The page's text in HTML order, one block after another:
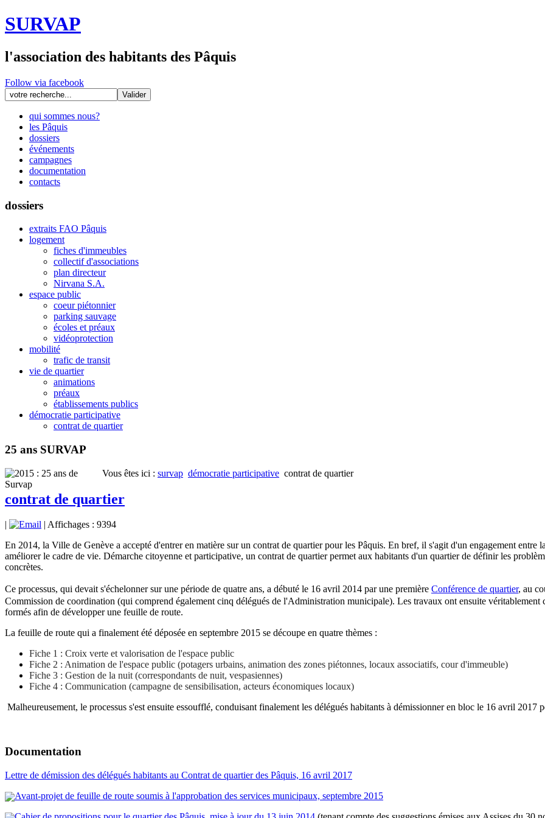
SURVAP
l'association des habitants des Pâquis
Follow via facebook
qui sommes nous?
les Pâquis
dossiers
événements
campagnes
documentation
contacts
dossiers
extraits FAO Pâquis
logement
fiches d'immeubles
collectif d'associations
plan directeur
Nirvana S.A.
espace public
coeur piétonnier
parking sauvage
écoles et préaux
vidéoprotection
mobilité
trafic de transit
vie de quartier
animations
préaux
établissements publics
démocratie participative
contrat de quartier
25 ans SURVAP
Vous êtes ici : survap démocratie participative contrat de quartier
contrat de quartier
| Affichages : 9394
En 2014, la Ville de Genève a accepté d'entrer en matière sur un contrat de quartier pour les Pâquis. En bref, il s'agit d'un engagement entre
améliorer le cadre de vie. Démarche citoyenne et participative, un contrat de quartier permet aux habitants d'un quartier de définir les
concrètes.
Ce processus, qui devait s'échelonner sur une période de quatre ans, a débuté le 16 avril 2014 par une première Conférence de quartier, au
Commission de coordination (qui comprend également cinq délégués de l'Administration municipale). Les travaux ont ensuite véritablement
formés afin de développer une feuille de route.
La feuille de route qui a finalement été déposée en septembre 2015 se découpe en quatre thèmes :
Fiche 1 : Croix verte et valorisation de l'espace public
Fiche 2 : Animation de l'espace public (potagers urbains, animation des zones piétonnes, locaux associatifs, cour d'immeuble)
Fiche 3 : Gestion de la nuit (correspondants de nuit, vespasiennes)
Fiche 4 : Communication (campagne de sensibilisation, acteurs économiques locaux)
Malheureusement, le processus s'est ensuite essoufflé, conduisant finalement les délégués habitants à démissionner en bloc le 16 avril
Documentation
Lettre de démission des délégués habitants au Contrat de quartier des Pâquis, 16 avril 2017
Avant-projet de feuille de route soumis à l'approbation des services municipaux, septembre 2015